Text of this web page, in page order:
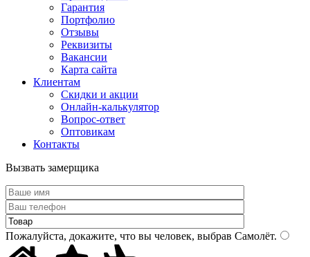
Гарантия
Портфолио
Отзывы
Реквизиты
Вакансии
Карта сайта
Клиентам
Скидки и акции
Онлайн-калькулятор
Вопрос-ответ
Оптовикам
Контакты
Вызвать замерщика
Пожалуйста, докажите, что вы человек, выбрав Самолёт.